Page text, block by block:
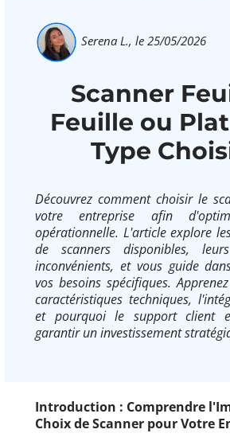
Serena L., le 25/05/2026
Scanner
Feuille ou
Type
Découvrez comment choisir le
votre entreprise afin
opérationnelle. L'article explore
de scanners disponibles,
inconvénients, et vous guide
vos besoins spécifiques.
caractéristiques techniques,
et pourquoi le support client
garantir un investissement
Introduction : Comprendre
Choix de Scanner pour Votre